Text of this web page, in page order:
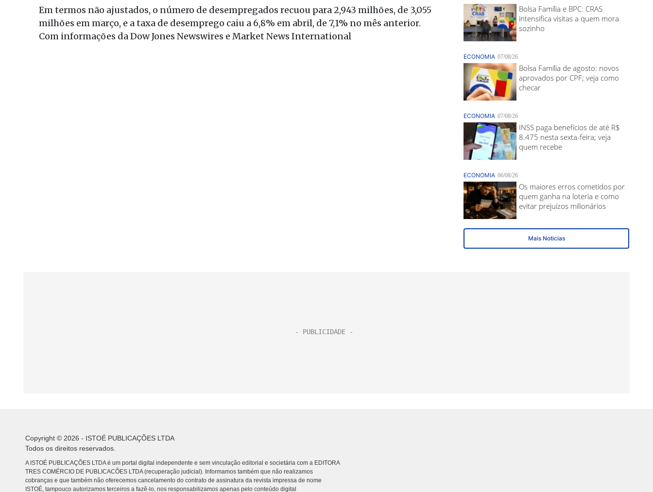
Em termos não ajustados, o número de desempregados recuou para 2,943 milhões, de 3,055
milhões em março, e a taxa de desemprego caiu a 6,8% em abril, de 7,1% no mês anterior.
Com informações da Dow Jones Newswires e Market News International
Copyright © 2026 - ISTOÉ PUBLICAÇÕES LTDA
Todos os direitos reservados.
A ISTOÉ PUBLICAÇÕES LTDA é um portal digital independente e sem vinculação editorial e societária com a EDITORA
TRES COMÉRCIO DE PUBLICACÕES LTDA (recuperação judicial). Informamos também que não realizamos
cobranças e que também não oferecemos cancelamento do contrato de assinatura da revista impressa de nome
ISTOÉ, tampouco autorizamos terceiros a fazê-lo, nos responsabilizamos apenas pelo conteúdo digital